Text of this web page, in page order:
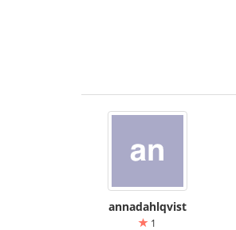
annadahlqvist
1